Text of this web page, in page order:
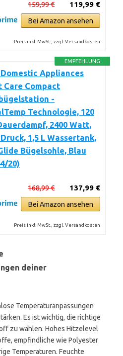
119,99 €
159,99 €
Bei Amazon ansehen
Preis inkl. MwSt., zzgl. Versandkosten
EMPFEHLUNG
Appliances
Care Compact
-
Technologie, 120
2400 Watt,
1,5 L Wassertank,
Bügelsohle, Blau
20)
137,99 €
168,99 €
Bei Amazon ansehen
Preis inkl. MwSt., zzgl. Versandkosten
deiner
Temperaturanpassungen
Es ist wichtig, die richtige
zu wählen. Hohes Hitzelevel
empfindliche wie Polyester
Temperaturen. Feuchte